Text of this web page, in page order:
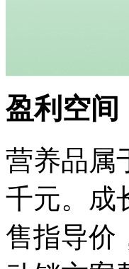
盈利空间
营养品属
千元。成
售指导价